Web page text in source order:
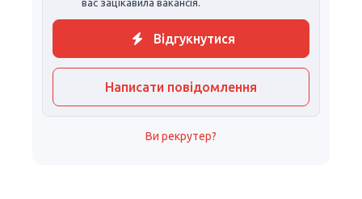
вас зацікавила вакансія.
Відгукнутися
Написати повідомлення
Ви рекрутер?